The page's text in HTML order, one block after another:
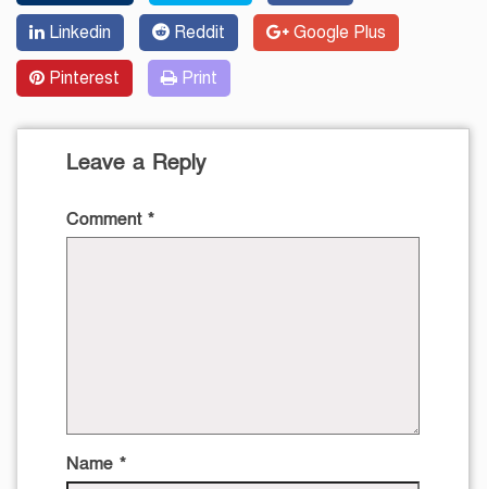
Linkedin Reddit Google Plus
Pinterest Print
Leave a Reply
Comment *
Name *